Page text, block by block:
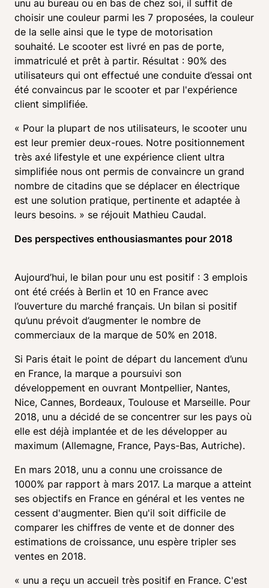
unu au bureau ou en bas de chez soi, il suffit de
choisir une couleur parmi les 7 proposées, la couleur
de la selle ainsi que le type de motorisation
souhaité. Le scooter est livré en pas de porte,
immatriculé et prêt à partir. Résultat : 90% des
utilisateurs qui ont effectué une conduite d’essai ont
été convaincus par le scooter et par l'expérience
client simplifiée.
« Pour la plupart de nos utilisateurs, le scooter unu
est leur premier deux-roues. Notre positionnement
très axé lifestyle et une expérience client ultra
simplifiée nous ont permis de convaincre un grand
nombre de citadins que se déplacer en électrique
est une solution pratique, pertinente et adaptée à
leurs besoins. » se réjouit Mathieu Caudal.
Des perspectives enthousiasmantes pour 2018
Aujourd’hui, le bilan pour unu est positif : 3 emplois
ont été créés à Berlin et 10 en France avec
l’ouverture du marché français. Un bilan si positif
qu’unu prévoit d’augmenter le nombre de
commerciaux de la marque de 50% en 2018.
Si Paris était le point de départ du lancement d’unu
en France, la marque a poursuivi son
développement en ouvrant Montpellier, Nantes,
Nice, Cannes, Bordeaux, Toulouse et Marseille. Pour
2018, unu a décidé de se concentrer sur les pays où
elle est déjà implantée et de les développer au
maximum (Allemagne, France, Pays-Bas, Autriche).
En mars 2018, unu a connu une croissance de
1000% par rapport à mars 2017. La marque a atteint
ses objectifs en France en général et les ventes ne
cessent d'augmenter. Bien qu'il soit difficile de
comparer les chiffres de vente et de donner des
estimations de croissance, unu espère tripler ses
ventes en 2018.
« unu a reçu un accueil très positif en France. C'est